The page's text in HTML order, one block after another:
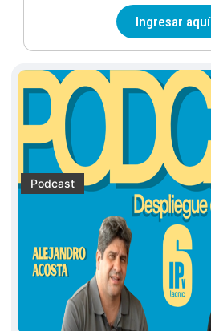
Ingresar aquí
Podcast